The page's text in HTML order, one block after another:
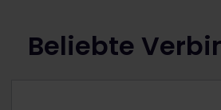
Beliebte